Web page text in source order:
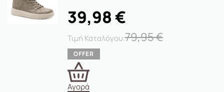
79,95€
39,98 €
Αγορά